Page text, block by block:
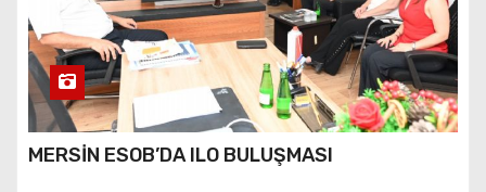
MERSİN ESOB’DA ILO BULUŞMASI